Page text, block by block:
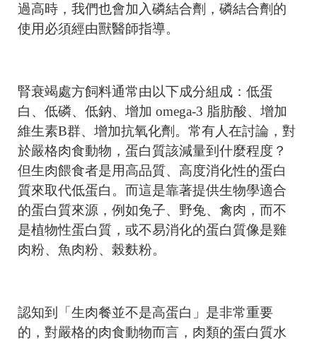
過高時，我們也會加入磷結合劑，磷結合劑的
使用必須經由獸醫師指導。
腎衰竭處方飼料通常由以下成分組成：低蛋
白、低磷、低鈉、增加 omega-3 脂肪酸、增加
維生素B群、增加抗氧化劑。常有人在討論，對
於嚴格肉食動物，蛋白質該減量到什麼程度？
但生肉餵食者是用高品質、高度消化性的蛋白
質來取代低蛋白。而這是靠著提供生物學適合
的蛋白質來源，例如兔子、野兔、禽肉，而不
是植物性蛋白質，或不易消化的蛋白質像是雞
肉粉、魚肉粉、榖麩粉。
認知到「生肉餐並不是高蛋白」是非常重要
的，對嚴格的肉食動物而言，肉類的蛋白質水